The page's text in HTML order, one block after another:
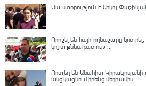
Սա ստորություն է Նիկոլ
Որոշել են հայի ողնաշարը
կոշտ քննադատութ ...
Որտեղ են Անահիտ Կիրակոսյանի
անցկացնում իրենց մեղրամիս ...